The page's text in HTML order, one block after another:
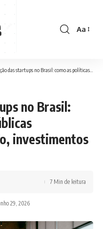
Font
Aa
no Brasil: como as políticas públicas influenciam inovação, investimentos e novos negócios
no Brasil:
investimentos
29, 2026
7 Min de leitura